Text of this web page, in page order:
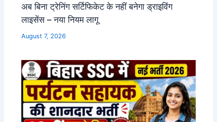
अब बिना ट्रेनिंग सर्टिफिकेट के नहीं बनेगा ड्राइविंग
लाइसेंस – नया नियम लागू
August 7, 2026